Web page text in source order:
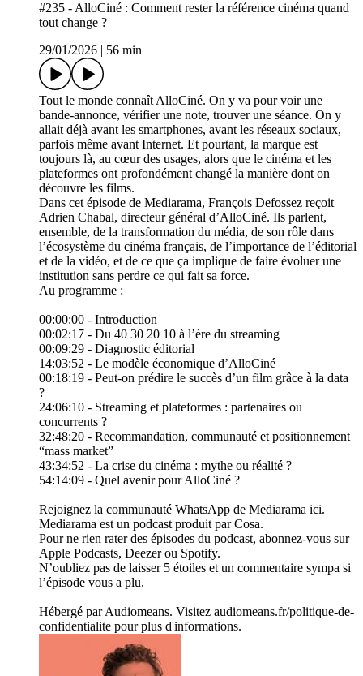
#235 - AlloCiné : Comment rester la référence cinéma quand
tout change ?
29/01/2026
56 min
Tout le monde connaît AlloCiné. On y va pour voir une
bande-annonce, vérifier une note, trouver une séance. On y
allait déjà avant les smartphones, avant les réseaux sociaux,
parfois même avant Internet. Et pourtant, la marque est
toujours là, au cœur des usages, alors que le cinéma et les
plateformes ont profondément changé la manière dont on
découvre les films.
Dans cet épisode de Mediarama, François Defossez reçoit
Adrien Chabal, directeur général d’AlloCiné. Ils parlent,
ensemble, de la transformation du média, de son rôle dans
l’écosystème du cinéma français, de l’importance de l’éditorial
et de la vidéo, et de ce que ça implique de faire évoluer une
institution sans perdre ce qui fait sa force.
Au programme :
00:00:00 - Introduction
00:02:17 - Du 40 30 20 10 à l’ère du streaming
00:09:29 - Diagnostic éditorial
14:03:52 - Le modèle économique d’AlloCiné
00:18:19 - Peut-on prédire le succès d’un film grâce à la data
?
24:06:10 - Streaming et plateformes : partenaires ou
concurrents ?
32:48:20 - Recommandation, communauté et positionnement
“mass market”
43:34:52 - La crise du cinéma : mythe ou réalité ?
54:14:09 - Quel avenir pour AlloCiné ?
Rejoignez la communauté WhatsApp de Mediarama ici.
Mediarama est un podcast produit par Cosa.
Pour ne rien rater des épisodes du podcast, abonnez-vous sur
Apple Podcasts, Deezer ou Spotify.
N’oubliez pas de laisser 5 étoiles et un commentaire sympa si
l’épisode vous a plu.
Hébergé par Audiomeans. Visitez audiomeans.fr/politique-de-
confidentialite pour plus d'informations.